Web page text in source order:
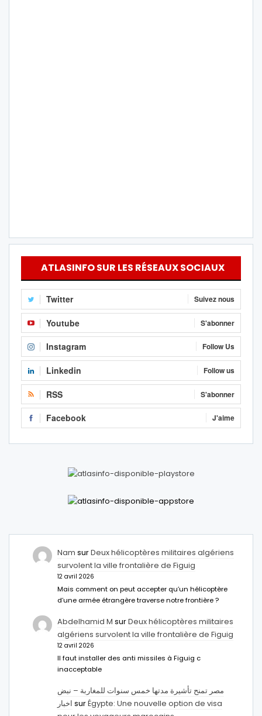
ATLASINFO SUR LES RÉSEAUX SOCIAUX
Twitter Suivez nous
Youtube S'abonner
Instagram Follow Us
Linkedin Follow us
RSS S'abonner
Facebook J'aime
Nam surDeux hélicoptères militaires algériens
survolent la ville frontalière de Figuig
12 avril 2026
Mais comment on peut accepter qu’un hélicoptère
d’une armée étrangère traverse notre frontière ?
Abdelhamid M surDeux hélicoptères militaires
algériens survolent la ville frontalière de Figuig
12 avril 2026
Il faut installer des anti missiles à Figuig c
inacceptable
مصر تمنح تأشيرة مدتها خمس سنوات للمغاربة – نبض
اخبار surÉgypte: Une nouvelle option de visa